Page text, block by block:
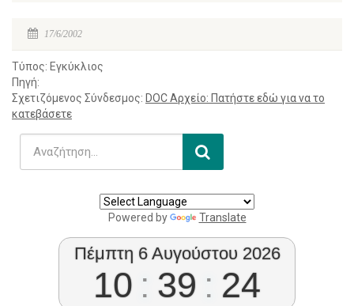
17/6/2002
Τύπος: Εγκύκλιος
Πηγή:
Σχετιζόμενος Σύνδεσμος: DOC Αρχείο: Πατήστε εδώ για να το
κατεβάσετε
Powered by Translate
Πέμπτη 6 Αυγούστου 2026
10 : 39 : 24